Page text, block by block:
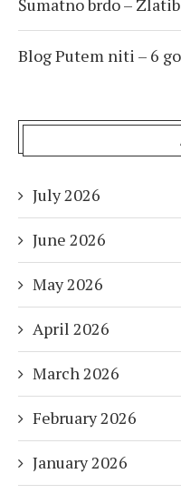
Blog Putem niti – 6
July 2026
June 2026
May 2026
April 2026
March 2026
February 2026
January 2026